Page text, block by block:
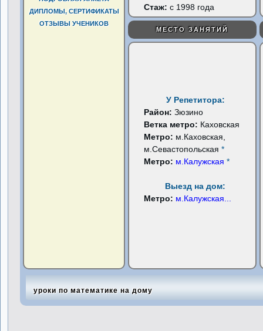
ДИПЛОМЫ, СЕРТИФИКАТЫ
ОТЗЫВЫ УЧЕНИКОВ
Стаж: с 1998 года
МЕСТО ЗАНЯТИЙ
У Репетитора:
Район:Зюзино
Ветка метро: Каховская
Метро: м.Каховская,
м.Севастопольская*
Метро: м.Калужская *
Выезд на дом:
Метро: м.Калужская
уроки по математике на дому